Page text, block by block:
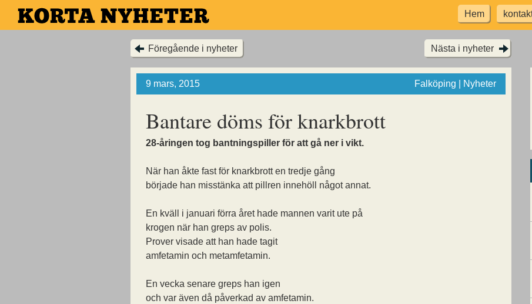
Hoppa
till
Hem
Föregående i nyheter Nästa i nyheter
9 mars, 2015 Falköping | Nyheter
Bantare döms för knarkbrott
28-åringen tog bantningspiller för att gå ner i vikt.
När han åkte fast för knarkbrott en tredje gång
började han misstänka att pillren innehöll något annat.
En kväll i januari förra året hade mannen varit ute på
krogen när han greps av polis.
Prover visade att han hade tagit
amfetamin och metamfetamin.
En vecka senare greps han igen
och var även då påverkad av amfetamin.